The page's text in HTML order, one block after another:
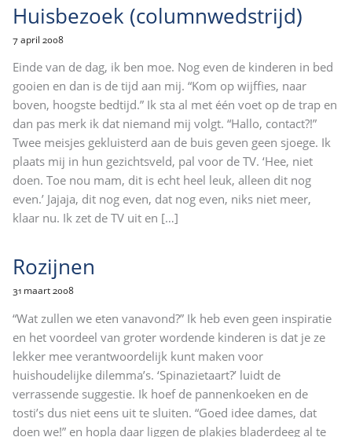
Huisbezoek (columnwedstrijd)
7 april 2008
Einde van de dag, ik ben moe. Nog even de kinderen in bed
gooien en dan is de tijd aan mij. “Kom op wijffies, naar
boven, hoogste bedtijd.” Ik sta al met één voet op de trap en
dan pas merk ik dat niemand mij volgt. “Hallo, contact?!”
Twee meisjes gekluisterd aan de buis geven geen sjoege. Ik
plaats mij in hun gezichtsveld, pal voor de TV. ‘Hee, niet
doen. Toe nou mam, dit is echt heel leuk, alleen dit nog
even.’ Jajaja, dit nog even, dat nog even, niks niet meer,
klaar nu. Ik zet de TV uit en […]
Rozijnen
31 maart 2008
“Wat zullen we eten vanavond?” Ik heb even geen inspiratie
en het voordeel van groter wordende kinderen is dat je ze
lekker mee verantwoordelijk kunt maken voor
huishoudelijke dilemma’s. ‘Spinazietaart?’ luidt de
verrassende suggestie. Ik hoef de pannenkoeken en de
tosti’s dus niet eens uit te sluiten. “Goed idee dames, dat
doen we!” en hopla daar liggen de plakjes bladerdeeg al te